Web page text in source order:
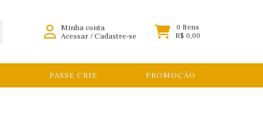
Minha conta
Acessar/Cadastre-se
0 Itens
R$ 0,00
PASSE CRIE PROMOÇÃO